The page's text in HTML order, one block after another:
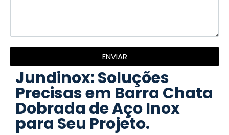
ENVIAR
Jundinox: Soluções
Precisas em Barra Chata
Dobrada de Aço Inox
para Seu Projeto.